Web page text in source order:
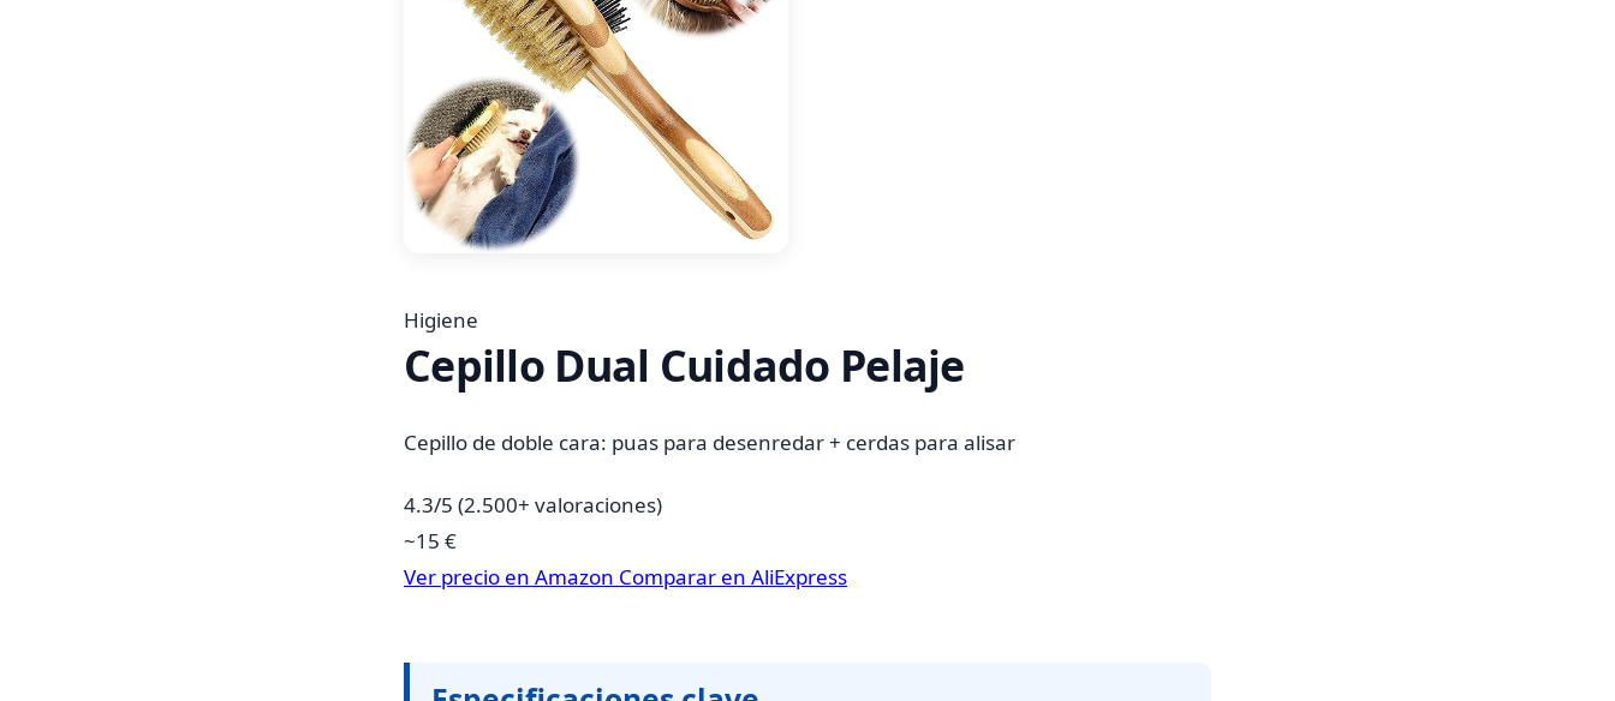
Higiene
Cepillo Dual Cuidado Pelaje
Cepillo de doble cara: puas para desenredar + cerdas para alisar
4.3/5 (2.500+ valoraciones)
~15 €
Ver precio en Amazon Comparar en AliExpress